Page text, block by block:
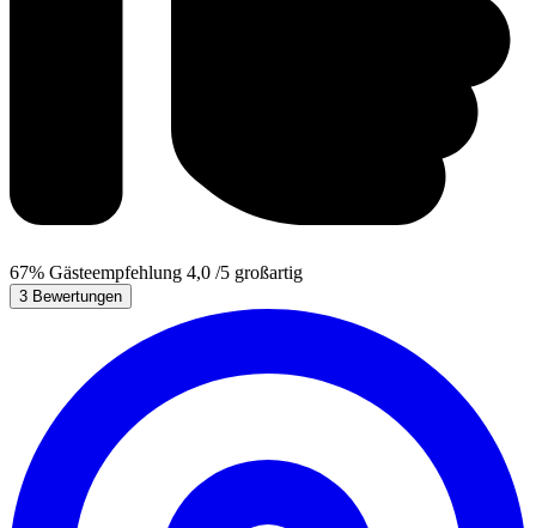
67% Gästeempfehlung 4,0 /5 großartig
3 Bewertungen